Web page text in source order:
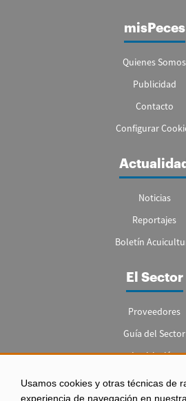
Usamos cookies y otras técnicas de
experiencia de navegación en
misPeces
Quienes Somos
Publicidad
Contacto
Configurar
Actualidad
Noticias
Reportajes
Boletín
El Sector
Proveedores
Guía del Sector
Legislación
Empleo